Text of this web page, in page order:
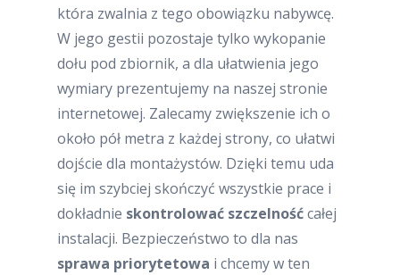
która zwalnia z tego obowiązku nabywcę.
W jego gestii pozostaje tylko wykopanie
dołu pod zbiornik, a dla ułatwienia jego
wymiary prezentujemy na naszej stronie
internetowej. Zalecamy zwiększenie ich o
około pół metra z każdej strony, co ułatwi
dojście dla montażystów. Dzięki temu uda
się im szybciej skończyć wszystkie prace i
dokładnie skontrolować szczelnośćcałej
instalacji. Bezpieczeństwo to dla nas
sprawa priorytetowa i chcemy w ten